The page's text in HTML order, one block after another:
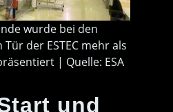
wurde bei den
der ESTEC mehr als
| Quelle: ESA
und